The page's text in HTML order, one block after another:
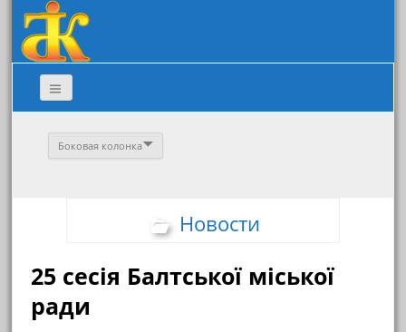
Боковая колонка
Новости
25 сесія Балтської міської
ради